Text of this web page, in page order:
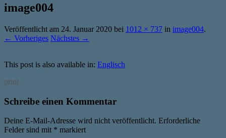
image004
Veröffentlicht am 24. Januar 2020 bei 1012 × 737 in image004.
← Vorheriges Nächstes →
This post is also available in: Englisch
print
Schreibe einen Kommentar
Deine E-Mail-Adresse wird nicht veröffentlicht. Erforderliche
Felder sind mit * markiert